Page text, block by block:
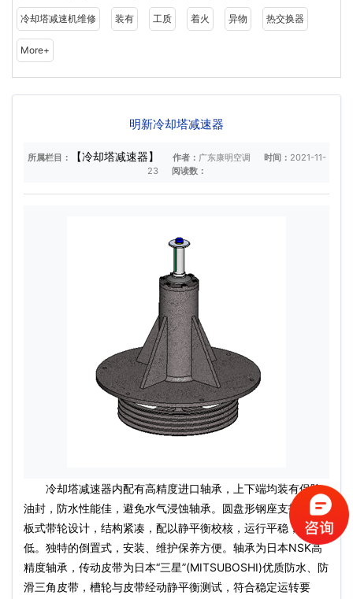
冷却塔减速机维修 装有 工质 着火 异物 热交换器
More+
明新冷却塔减速器
所属栏目： 【冷却塔减速器】 作者： 广东康明空调 时间： 2021-11-
23
阅读数：
冷却塔减速器内配有高精度进口轴承，上下端均装有保险
油封，防水性能佳，避免水气浸蚀轴承。圆盘形钢座支托和幅
板式带轮设计，结构紧凑，配以静平衡校核，运行平稳，噪音
低。独特的倒置式，安装、维护保养方便。轴承为日本NSK高
精度轴承，传动皮带为日本“三星”(MITSUBOSHI)优质防水、防
滑三角皮带，槽轮与皮带经动静平衡测试，符合稳定运转要